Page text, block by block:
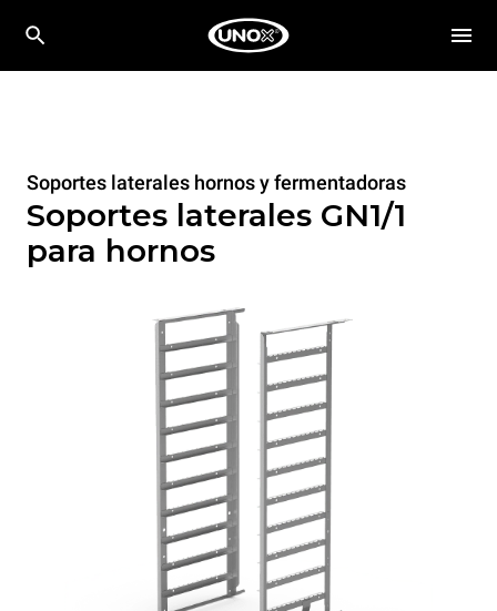
Soportes laterales hornos y fermentadoras
Soportes laterales GN1/1
para hornos